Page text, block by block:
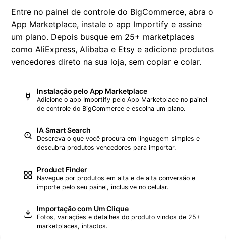
Entre no painel de controle do BigCommerce, abra o
App Marketplace, instale o app Importify e assine
um plano. Depois busque em 25+ marketplaces
como AliExpress, Alibaba e Etsy e adicione produtos
vencedores direto na sua loja, sem copiar e colar.
Instalação pelo App Marketplace
Adicione o app Importify pelo App Marketplace no painel
de controle do BigCommerce e escolha um plano.
IA Smart Search
Descreva o que você procura em linguagem simples e
descubra produtos vencedores para importar.
Product Finder
Navegue por produtos em alta e de alta conversão e
importe pelo seu painel, inclusive no celular.
Importação com Um Clique
Fotos, variações e detalhes do produto vindos de 25+
marketplaces, intactos.